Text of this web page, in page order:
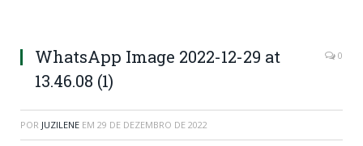
WhatsApp Image 2022-12-29 at
13.46.08 (1)
0
POR JUZILENE EM 29 DE DEZEMBRO DE 2022